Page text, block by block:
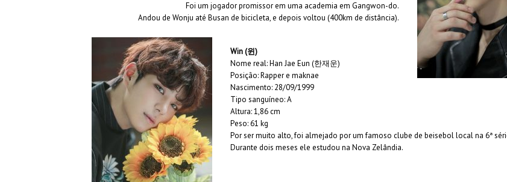
Foi um jogador promissor em uma academia em Gangwon-do.
Andou de Wonju até Busan de bicicleta, e depois voltou (400km de distância).
Win (윈)
Nome real: Han Jae Eun (한재운)
Posição: Rapper e maknae
Nascimento: 28/09/1999
Tipo sanguíneo: A
Altura: 1,86 cm
Peso: 61 kg
Por ser muito alto, foi almejado por um famoso clube de beisebol local na 6ª
Durante dois meses ele estudou na Nova Zelândia.